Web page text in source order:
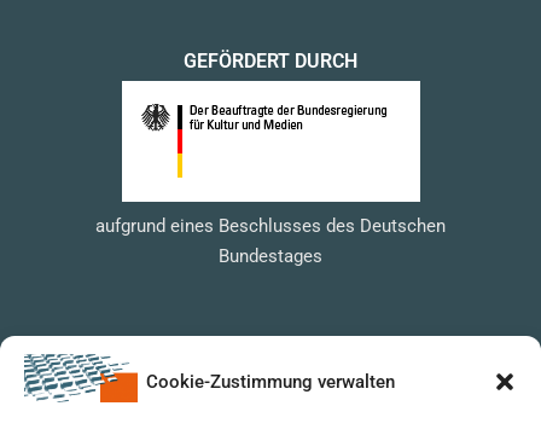
Cookie-Zustimmung verwalten
GEFÖRDERT DURCH
aufgrund eines Beschlusses des Deutschen
Bundestages